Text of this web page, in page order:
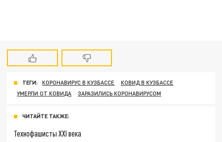
ТЕГИ: КОРОНАВИРУС В КУЗБАССЕ
КОВИД В КУЗБАССЕ
УМЕРЛИ ОТ КОВИДА
ЗАРАЗИЛИСЬ КОРОНАВИРУСОМ
ЧИТАЙТЕ ТАКЖЕ:
Технофашисты XXI века